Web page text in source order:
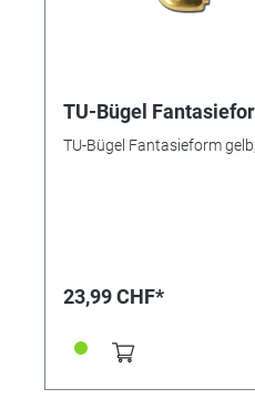
TU-Bügel
TU-Bügel Fantasieform
23,99 CHF*